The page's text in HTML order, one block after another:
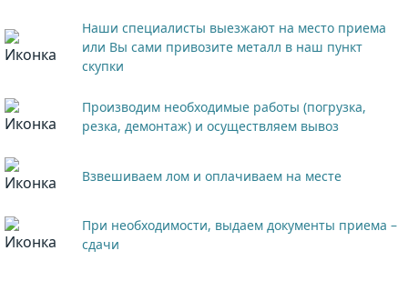
Наши специалисты выезжают на место приема
или Вы сами привозите металл в наш пункт
скупки
Производим необходимые работы (погрузка,
резка, демонтаж) и осуществляем вывоз
Взвешиваем лом и оплачиваем на месте
При необходимости, выдаем документы приема –
сдачи